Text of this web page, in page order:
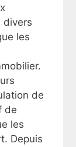
divers
les
de
de
les
Depuis